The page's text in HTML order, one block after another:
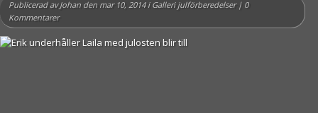
Publicerad avJohan den mar 10, 2014 i Galleri julförberedelser| 0
Kommentarer